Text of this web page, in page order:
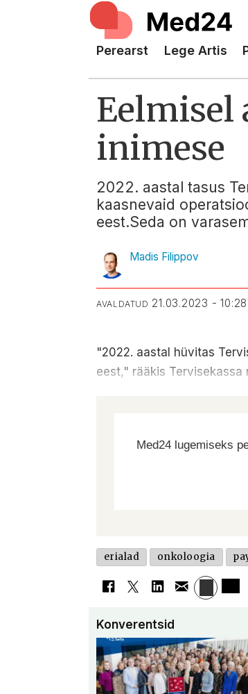
Perearst Lege Artis
Eelmisel
inimese
2022. aastal tasus
kaasnevaid
eest.Seda on
Madis Filippov
AVALDATUD 21.03.2023 - 10:28
"2022. aastal hüvitas
eest," rääkis
Med24 lugemiseks
erialad onkoloogia
Konverentsid